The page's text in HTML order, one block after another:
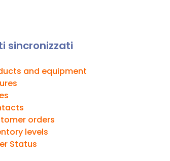
sincronizzati
and equipment
orders
levels
Status